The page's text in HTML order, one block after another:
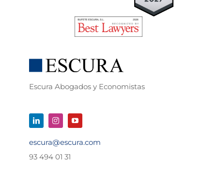
Escura Abogados y Economistas
escura@escura.com
93 494 01 31